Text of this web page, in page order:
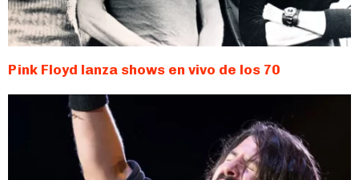
Pink Floyd lanza shows en vivo de los 70